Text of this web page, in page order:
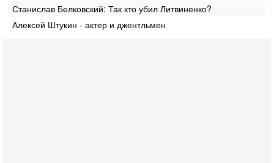
Станислав Белковский: Так кто убил Литвиненко?
Алексей Штукин - актер и джентльмен